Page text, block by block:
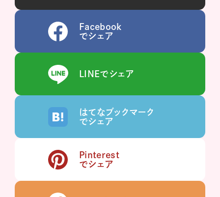
Facebook
でシェア
LINEでシェア
はてなブックマーク
でシェア
Pinterest
でシェア